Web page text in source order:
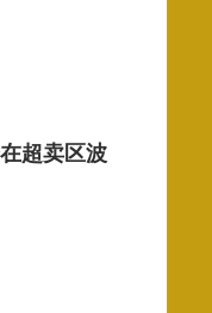
超卖区波